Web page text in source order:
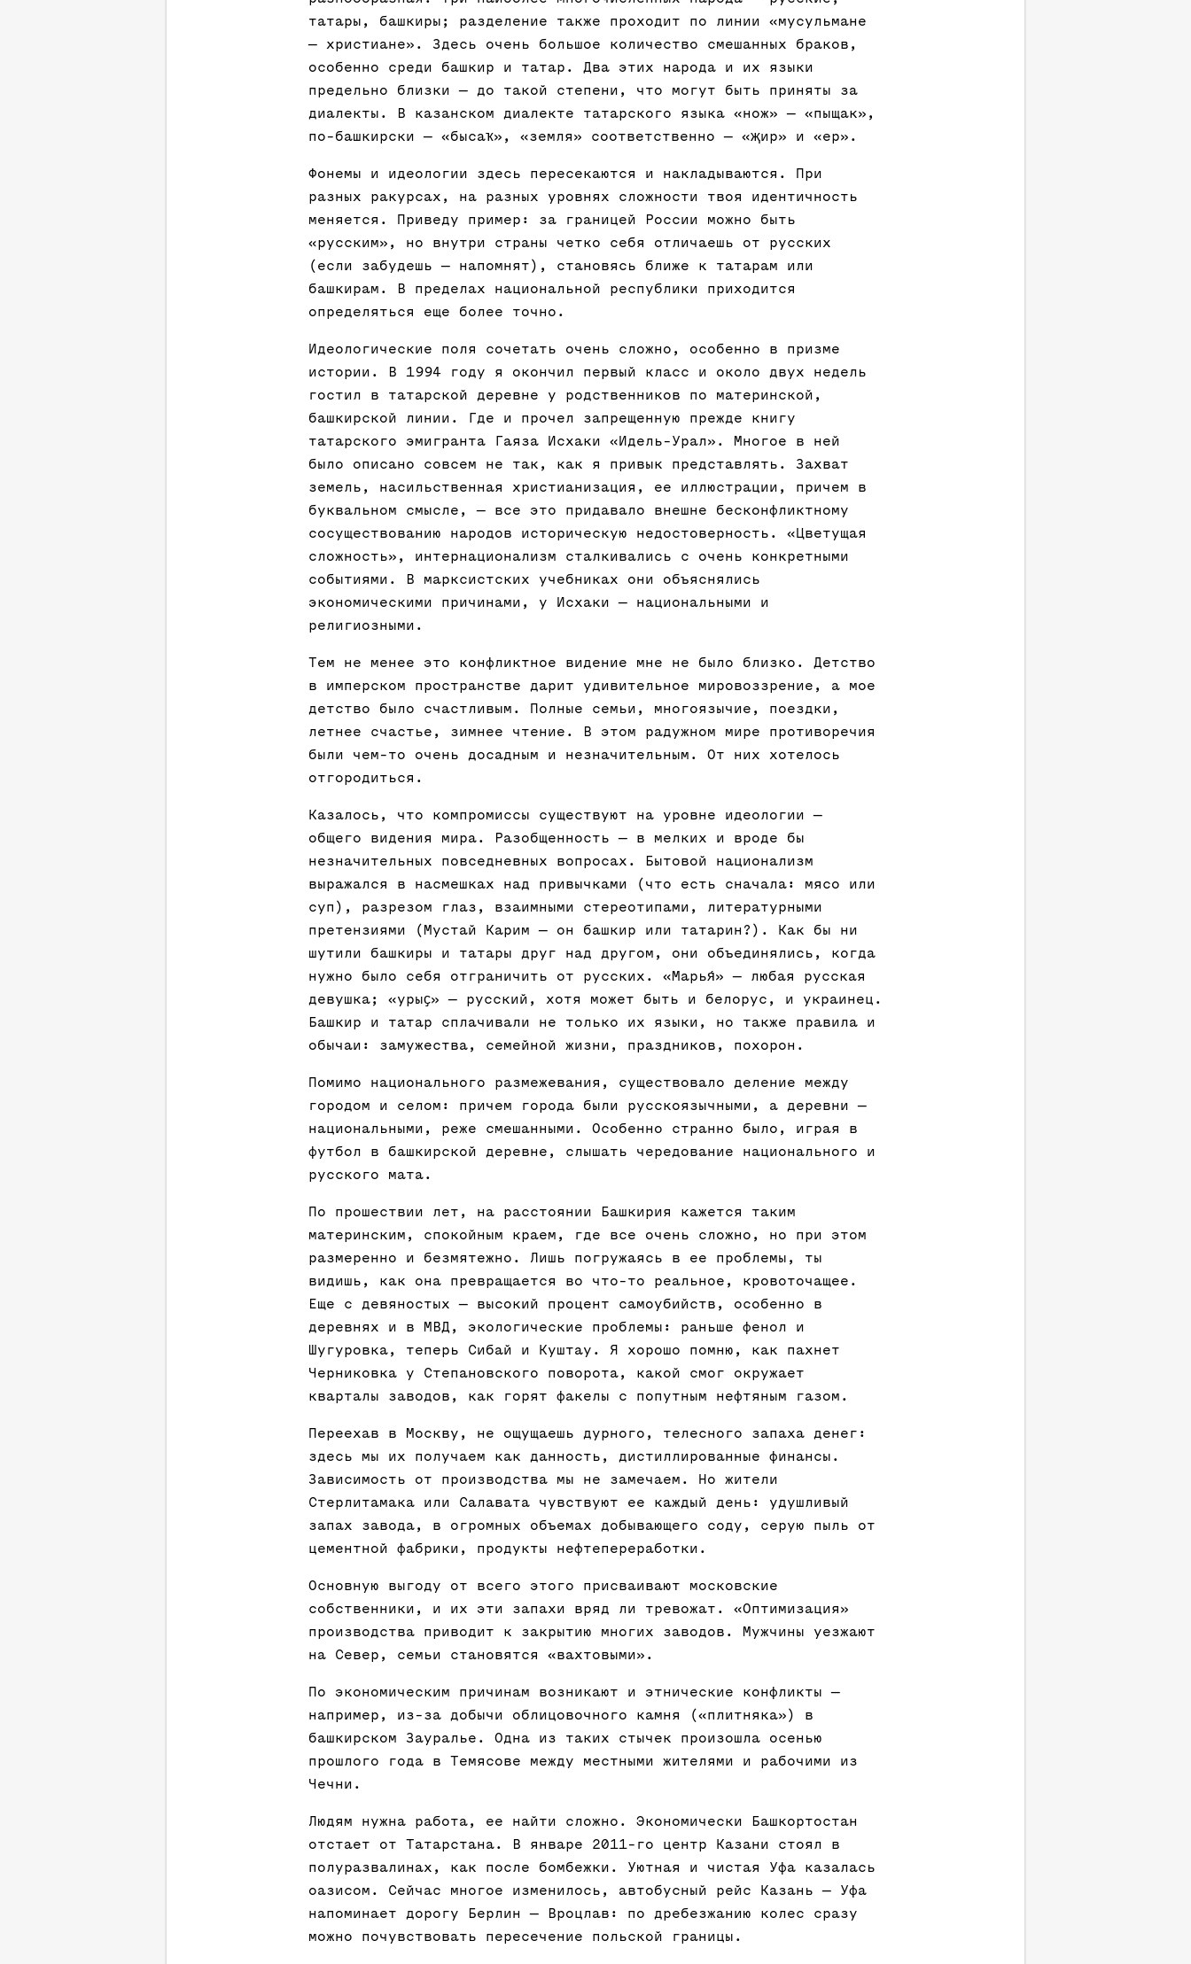
татары, башкиры; разделение также проходит по линии «мусульмане
— христиане». Здесь очень большое количество смешанных браков,
особенно среди башкир и татар. Два этих народа и их языки
предельно близки — до такой степени, что могут быть приняты за
диалекты. В казанском диалекте татарского языка «нож» — «пыщак»,
по-башкирски — «бысаҡ», «земля» соответственно — «җир» и «ер».
Фонемы и идеологии здесь пересекаются и накладываются. При
разных ракурсах, на разных уровнях сложности твоя идентичность
меняется. Приведу пример: за границей России можно быть
«русским», но внутри страны четко себя отличаешь от русских
(если забудешь — напомнят), становясь ближе к татарам или
башкирам. В пределах национальной республики приходится
определяться еще более точно.
Идеологические поля сочетать очень сложно, особенно в призме
истории. В 1994 году я окончил первый класс и около двух недель
гостил в татарской деревне у родственников по материнской,
башкирской линии. Где и прочел запрещенную прежде книгу
татарского эмигранта Гаяза Исхаки «Идель-Урал». Многое в ней
было описано совсем не так, как я привык представлять. Захват
земель, насильственная христианизация, ее иллюстрации, причем в
буквальном смысле, — все это придавало внешне бесконфликтному
сосуществованию народов историческую недостоверность. «Цветущая
сложность», интернационализм сталкивались с очень конкретными
событиями. В марксистских учебниках они объяснялись
экономическими причинами, у Исхаки — национальными и
религиозными.
Тем не менее это конфликтное видение мне не было близко. Детство
в имперском пространстве дарит удивительное мировоззрение, а мое
детство было счастливым. Полные семьи, многоязычие, поездки,
летнее счастье, зимнее чтение. В этом радужном мире противоречия
были чем-то очень досадным и незначительным. От них хотелось
отгородиться.
Казалось, что компромиссы существуют на уровне идеологии —
общего видения мира. Разобщенность — в мелких и вроде бы
незначительных повседневных вопросах. Бытовой национализм
выражался в насмешках над привычками (что есть сначала: мясо или
суп), разрезом глаз, взаимными стереотипами, литературными
претензиями (Мустай Карим — он башкир или татарин?). Как бы ни
шутили башкиры и татары друг над другом, они объединялись, когда
нужно было себя отграничить от русских. «Марья́» — любая русская
девушка; «урыҫ» — русский, хотя может быть и белорус, и украинец.
Башкир и татар сплачивали не только их языки, но также правила и
обычаи: замужества, семейной жизни, праздников, похорон.
Помимо национального размежевания, существовало деление между
городом и селом: причем города были русскоязычными, а деревни —
национальными, реже смешанными. Особенно странно было, играя в
футбол в башкирской деревне, слышать чередование национального и
русского мата.
По прошествии лет, на расстоянии Башкирия кажется таким
материнским, спокойным краем, где все очень сложно, но при этом
размеренно и безмятежно. Лишь погружаясь в ее проблемы, ты
видишь, как она превращается во что-то реальное, кровоточащее.
Еще с девяностых — высокий процент самоубийств, особенно в
деревнях и в МВД, экологические проблемы: раньше фенол и
Шугуровка, теперь Сибай и Куштау. Я хорошо помню, как пахнет
Черниковка у Степановского поворота, какой смог окружает
кварталы заводов, как горят факелы с попутным нефтяным газом.
Переехав в Москву, не ощущаешь дурного, телесного запаха денег:
здесь мы их получаем как данность, дистиллированные финансы.
Зависимость от производства мы не замечаем. Но жители
Стерлитамака или Салавата чувствуют ее каждый день: удушливый
запах завода, в огромных объемах добывающего соду, серую пыль от
цементной фабрики, продукты нефтепереработки.
Основную выгоду от всего этого присваивают московские
собственники, и их эти запахи вряд ли тревожат. «Оптимизация»
производства приводит к закрытию многих заводов. Мужчины уезжают
на Север, семьи становятся «вахтовыми».
По экономическим причинам возникают и этнические конфликты —
например, из-за добычи облицовочного камня («плитняка») в
башкирском Зауралье. Одна из таких стычек произошла осенью
прошлого года в Темясове между местными жителями и рабочими из
Чечни.
Людям нужна работа, ее найти сложно. Экономически Башкортостан
отстает от Татарстана. В январе 2011-го центр Казани стоял в
полуразвалинах, как после бомбежки. Уютная и чистая Уфа казалась
оазисом. Сейчас многое изменилось, автобусный рейс Казань — Уфа
напоминает дорогу Берлин — Вроцлав: по дребезжанию колес сразу
можно почувствовать пересечение польской границы.